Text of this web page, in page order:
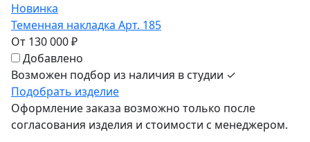
Новинка
Теменная накладка Арт. 185
От 130 000 ₽
Добавлено
Возможен подбор из наличия в студии ✓
Подобрать изделие
Оформление заказа возможно только после
согласования изделия и стоимости с менеджером.